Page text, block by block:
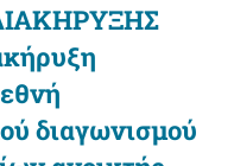
διαγωνισμού